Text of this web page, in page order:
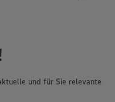
und für Sie relevante